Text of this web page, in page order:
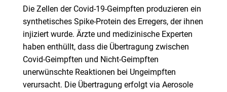
Die Zellen der Covid-19-Geimpften produzieren ein
synthetisches Spike-Protein des Erregers, der ihnen
injiziert wurde. Ärzte und medizinische Experten
haben enthüllt, dass die Übertragung zwischen
Covid-Geimpften und Nicht-Geimpften
unerwünschte Reaktionen bei Ungeimpften
verursacht. Die Übertragung erfolgt via Aerosole